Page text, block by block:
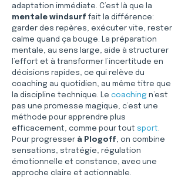
adaptation immédiate. C’est là que la
mentale windsurf fait la différence:
garder des repères, exécuter vite, rester
calme quand ça bouge. La préparation
mentale, au sens large, aide à structurer
l’effort et à transformer l’incertitude en
décisions rapides, ce qui relève du
coaching au quotidien, au même titre que
la discipline technique. Le coaching n’est
pas une promesse magique, c’est une
méthode pour apprendre plus
efficacement, comme pour tout sport.
Pour progresser à Plogoff, on combine
sensations, stratégie, régulation
émotionnelle et constance, avec une
approche claire et actionnable.